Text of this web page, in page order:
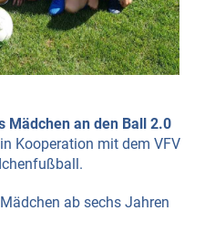
Mädchen an den Ball 2.0
Kooperation mit dem VFV
ab sechs Jahren